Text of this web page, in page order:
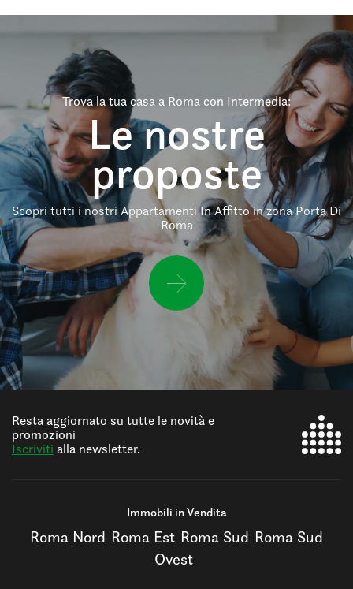
Trova la tua casa a Roma con Intermedia:
Le nostre
proposte
Scopri tutti i nostri Appartamenti In Affitto in zona Porta Di
Roma
Resta aggiornato su tutte le novità e
promozioni
Iscriviti alla newsletter.
Immobili in Vendita
Roma Nord Roma Est Roma Sud Roma Sud
Ovest